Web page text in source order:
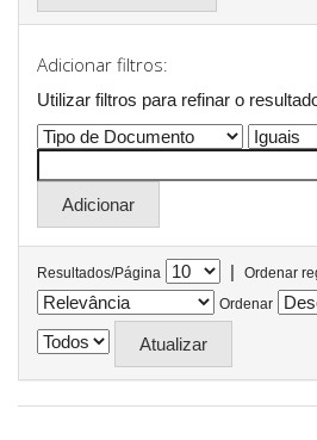
Adicionar filtros:
Utilizar filtros para refinar o
Resultados/Página |
Ordenar
Ordenar